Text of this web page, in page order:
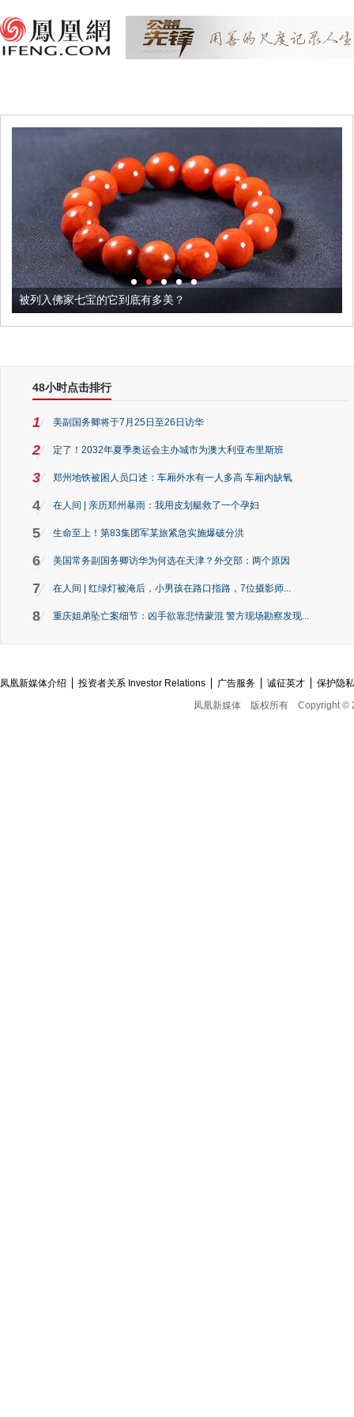
被列入佛家七宝的它到底有多美？
48小时点击排行
1 美副国务卿将于7月25日至26日访华
2 定了！2032年夏季奥运会主办城市为澳大利亚布里斯班
3 郑州地铁被困人员口述：车厢外水有一人多高 车厢内缺氧
4 在人间 | 亲历郑州暴雨：我用皮划艇救了一个孕妇
5 生命至上！第83集团军某旅紧急实施爆破分洪
6 美国常务副国务卿访华为何选在天津？外交部：两个原因
7 在人间 | 红绿灯被淹后，小男孩在路口指路，7位摄影师...
8 重庆姐弟坠亡案细节：凶手欲靠悲情蒙混 警方现场勘察发现...
凤凰新媒体介绍 投资者关系 Investor Relations 广告服务 诚征英才
保护隐
凤凰新媒体
版权所有 Copyright ©